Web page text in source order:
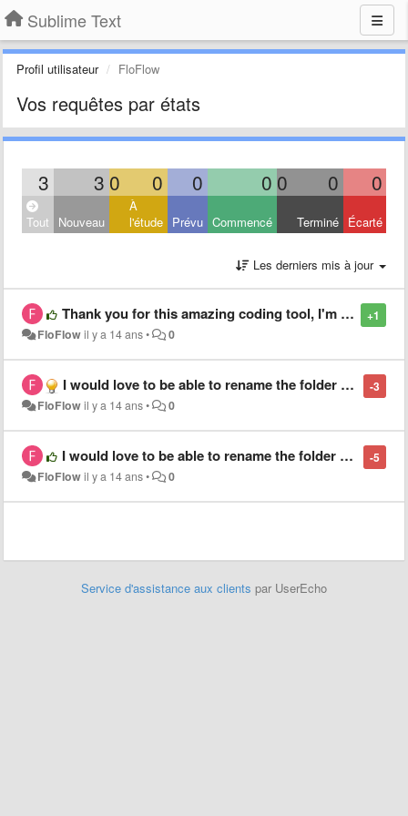
Sublime Text
Profil utilisateur FloFlow
Vos requêtes par états
3 3 0 0 0 0 0 0 0
Tout Nouveau
À
l'étude Prévu Commencé Terminé Écarté
Les derniers mis à jour
+1
Thank you for this amazing coding tool, I'm getting more addicted everyday /o/
FloFlowil y a 14 ans• 0
-3
I would love to be able to rename the folder name in the sidebar without renaming the original folder name
FloFlowil y a 14 ans• 0
-5
I would love to be able to rename the folder name in the sidebar without renaming the original folder name
FloFlowil y a 14 ans• 0
Service d'assistance aux clients par UserEcho